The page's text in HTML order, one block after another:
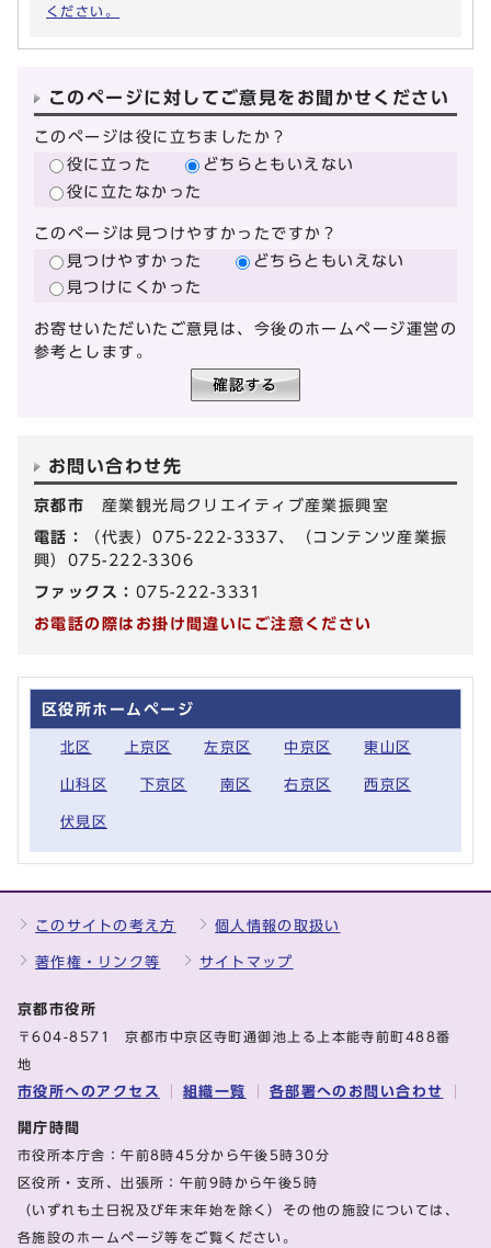
ください。
このページに対してご意見をお聞かせください
このページは役に立ちましたか？
役に立った
どちらともいえない
役に立たなかった
このページは見つけやすかったですか？
見つけやすかった
どちらともいえない
見つけにくかった
お寄せいただいたご意見は、今後のホームページ運営の
参考とします。
お問い合わせ先
京都市 産業観光局クリエイティブ産業振興室
電話：
（代表）075-222-3337、（コンテンツ産業振
興）075-222-3306
ファックス： 075-222-3331
お電話の際はお掛け間違いにご注意ください
区役所ホームページ
北区 上京区 左京区 中京区 東山区
山科区 下京区 南区 右京区 西京区
伏見区
このサイトの考え方 個人情報の取扱い
著作権・リンク等 サイトマップ
京都市役所
〒604-8571 京都市中京区寺町通御池上る上本能寺前町488番
地
市役所へのアクセス 組織一覧 各部署へのお問い合わせ
開庁時間
市役所本庁舎：午前8時45分から午後5時30分
区役所・支所、出張所：午前9時から午後5時
（いずれも土日祝及び年末年始を除く）その他の施設については、
各施設のホームページ等をご覧ください。